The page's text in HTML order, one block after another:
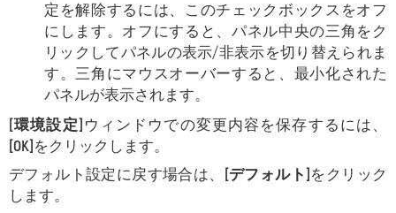
定を解除するには、このチェックボックスをオフ
にします。オフにすると、パネル中央の三角をク
リックしてパネルの表示/非表示を切り替えられま
す。三角にマウスオーバーすると、最小化された
パネルが表示されます。
[環境設定] ウィンドウでの変更内容を保存するには、
[OK]をクリックします。
デフォルト設定に戻す場合は、
[デフォルト]をクリック
します。